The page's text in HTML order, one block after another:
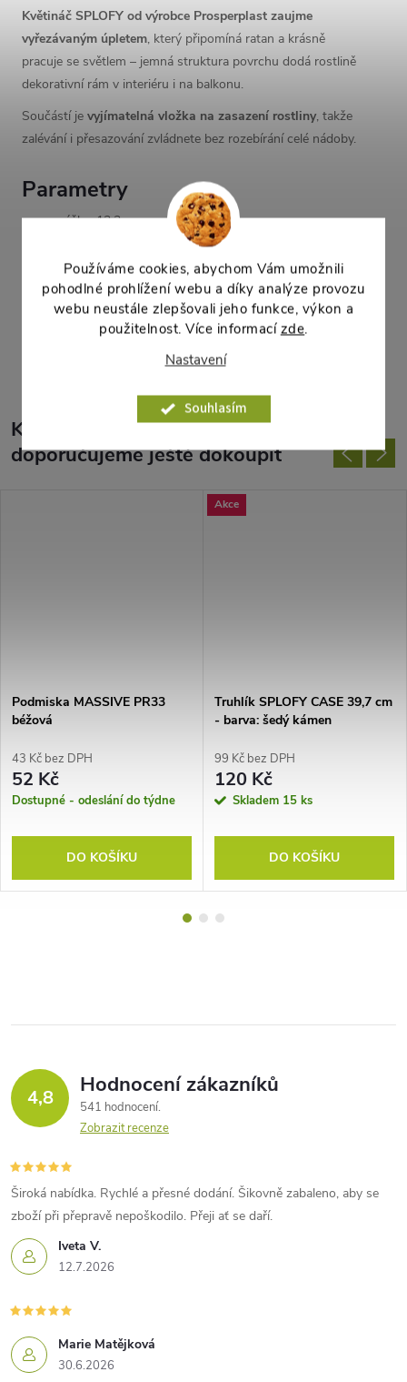
Používáme cookies, abychom Vám umožnili
pohodlné prohlížení webu a díky analýze provozu
webu neustále zlepšovali jeho funkce, výkon a
použitelnost. Více informací zde.
Nastavení
Souhlasím
Květináč SPLOFY od výrobce Prosperplast zaujme
vyřezávaným úpletem, který připomíná ratan a krásně
pracuje se světlem – jemná struktura povrchu dodá rostlině
dekorativní rám v interiéru i na balkonu.
Součástí je vyjímatelná vložka na zasazení rostliny, takže
zalévání i přesazování zvládnete bez rozebírání celé nádoby.
Parametry
výška: 13,3 cm
šířka: 15,7 cm
objem: 4 l
Parametry produktu
K tomuto produktu
doporučujeme ještě dokoupit
Podmiska MASSIVE PR33
béžová
43 Kč bez DPH
52 Kč
Dostupné - odeslání do týdne
DO KOŠÍKU
Akce
Truhlík SPLOFY CASE 39,7 cm
- barva: šedý kámen
99 Kč bez DPH
120 Kč
Skladem 15 ks
DO KOŠÍKU
4,8 Hodnocení zákazníků
541 hodnocení
Zobrazit recenze
Iveta V.
12.7.2026
Široká nabídka. Rychlé a přesné dodání. Šikovně zabaleno, aby se
zboží při přepravě nepoškodilo. Přeji ať se daří.
Marie Matějková
30.6.2026